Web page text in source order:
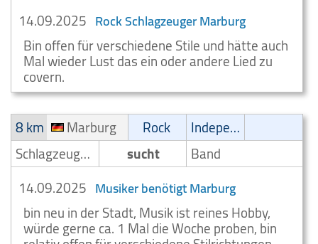
14.09.2025 Rock Schlagzeuger Marburg
Bin offen für verschiedene Stile und hätte auch
Mal wieder Lust das ein oder andere Lied zu
covern.
8 km
Marburg Rock
Independent
Schlagzeuger/Drummer
sucht
Band
14.09.2025 Musiker benötigt Marburg
bin neu in der Stadt, Musik ist reines Hobby,
würde gerne ca. 1 Mal die Woche proben, bin